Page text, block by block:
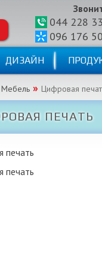
ДИЗАЙН
044 228
096 176
Мебель Цифровая
ПЕЧАТЬ
печать
печать